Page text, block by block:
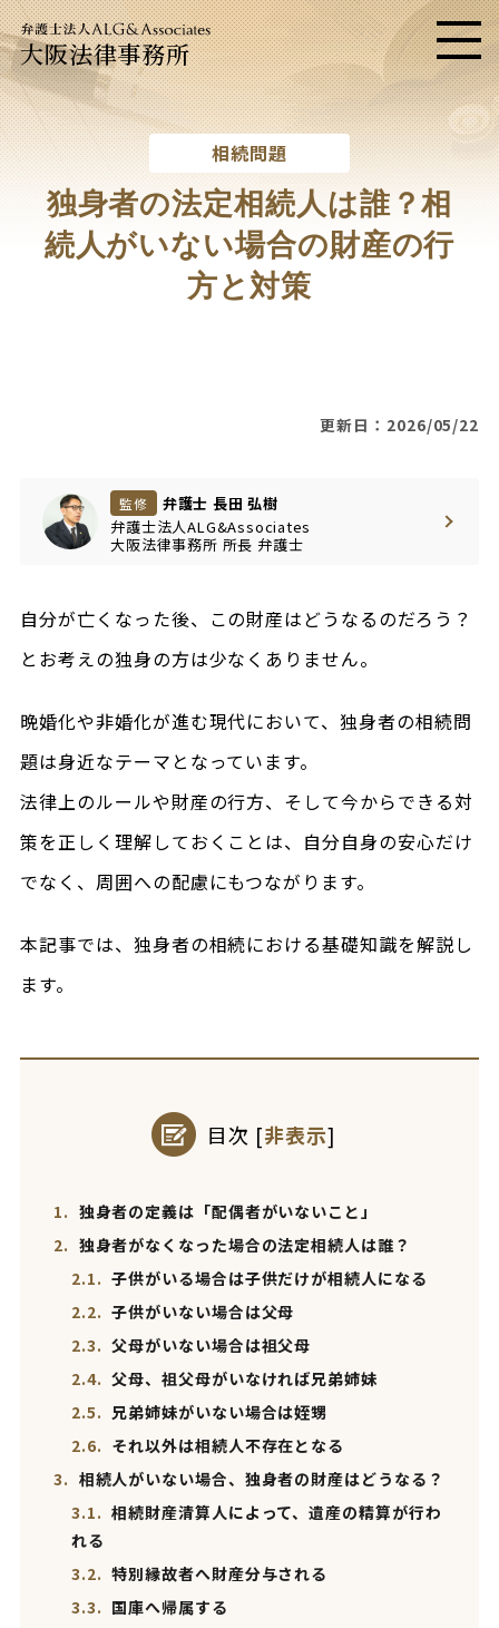
大阪法律事務所 メニ
相続問題
独身者の法定相続人は誰？相
続人がいない場合の財産の行
方と対策
更新日：2026/05/22
監修
弁護士 長田 弘樹
弁護士法人ALG&Associates
大阪法律事務所 所長 弁護士
自分が亡くなった後、この財産はどうなるのだろう？
とお考えの独身の方は少なくありません。
晩婚化や非婚化が進む現代において、独身者の相続問
題は身近なテーマとなっています。
法律上のルールや財産の行方、そして今からできる対
策を正しく理解しておくことは、自分自身の安心だけ
でなく、周囲への配慮にもつながります。
本記事では、独身者の相続における基礎知識を解説し
ます。
目次 [非表示]
1. 独身者の定義は「配偶者がいないこと」
2. 独身者がなくなった場合の法定相続人は誰？
2.1. 子供がいる場合は子供だけが相続人になる
2.2. 子供がいない場合は父母
2.3. 父母がいない場合は祖父母
2.4. 父母、祖父母がいなければ兄弟姉妹
2.5. 兄弟姉妹がいない場合は姪甥
2.6. それ以外は相続人不存在となる
3. 相続人がいない場合、独身者の財産はどうなる？
3.1. 相続財産清算人によって、遺産の精算が行わ
れる
3.2. 特別縁故者へ財産分与される
3.3. 国庫へ帰属する